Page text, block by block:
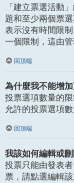
「建立票選活動
題和至少兩個票
表示沒有時間限
一個限制，這由管
回頂端
為什麼我不能增
投票選項數量的
允許的投票選項
回頂端
我該如何編輯或
投票只能由發表
票，請點選編輯